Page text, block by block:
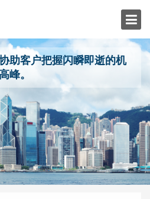
助客户把握闪瞬即逝的机
峰。